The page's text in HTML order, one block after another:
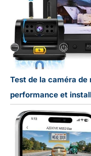
Test de la caméra
performance et